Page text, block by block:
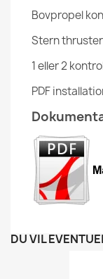
Bovpropel
Stern
1 eller 2
PDF
DU VIL